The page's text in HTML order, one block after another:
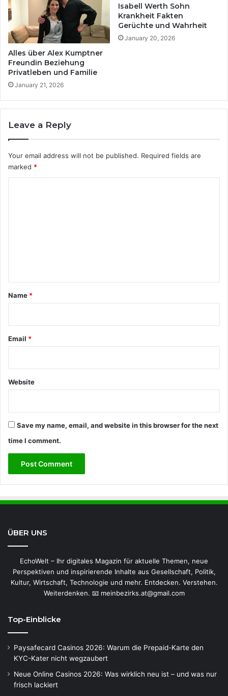
Alles über Alex Kumptner
Freundin Beziehung
Privatleben und Familie
January 21, 2026
Isabell Werth Sohn
Krankheit Fakten
Gerüchte und Wahrheit
January 20, 2026
Leave a Reply
Your email address will not be published. Required fields are
marked *
*
Name *
Email *
Website
Save my name, email, and website in this browser for the next
time I comment.
ÜBER UNS
EchoWelt – Ihr digitales Magazin für aktuelle Themen, neue
Perspektiven und inspirierende Inhalte aus Gesellschaft, Politik,
Kultur, Wirtschaft, Technologie und mehr. Entdecken. Verstehen.
Weiterdenken. 📧 meinbezirks.at@gmail.com
Top-Einblicke
Paysafecard Casinos 2026: Warum die Prepaid-Karte den
KYC-Kater nicht wegzaubert
Neue Online Casinos 2026: Was wirklich neu ist – und was nur
frisch lackiert